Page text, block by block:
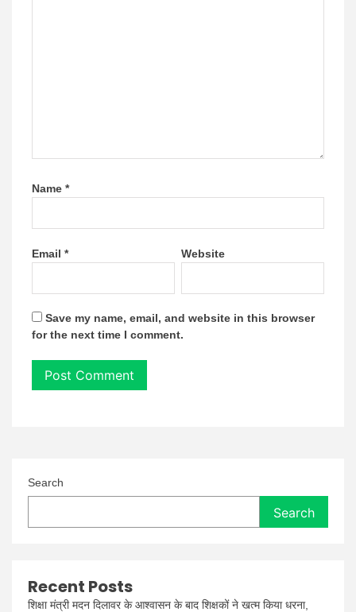
Name *
Email * Website
Save my name, email, and website in this browser
for the next time I comment.
Search
Search
Recent Posts
शिक्षा मंत्री मदन दिलावर के आश्वासन के बाद शिक्षकों ने खत्म किया धरना,